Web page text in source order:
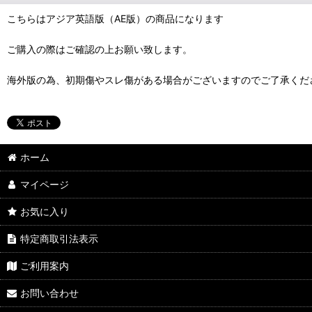
こちらはアジア英語版（AE版）の商品になります
ご購入の際はご確認の上お願い致します。
海外版の為、初期傷やスレ傷がある場合がございますのでご了承くだ
ホーム
マイページ
お気に入り
特定商取引法表示
ご利用案内
お問い合わせ